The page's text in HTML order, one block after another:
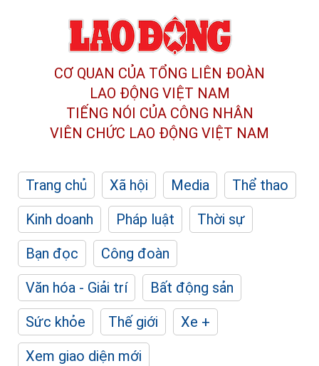
CƠ QUAN CỦA TỔNG LIÊN ĐOÀN
LAO ĐỘNG VIỆT NAM
TIẾNG NÓI CỦA CÔNG NHÂN
VIÊN CHỨC LAO ĐỘNG VIỆT NAM
Trang chủ Xã hội Media
Thể thao
Kinh doanh
Pháp luật
Thời sự
Bạn đọc
Công đoàn
Văn hóa - Giải trí
Bất động sản
Sức khỏe
Thế giới
Xe +
Xem giao diện mới